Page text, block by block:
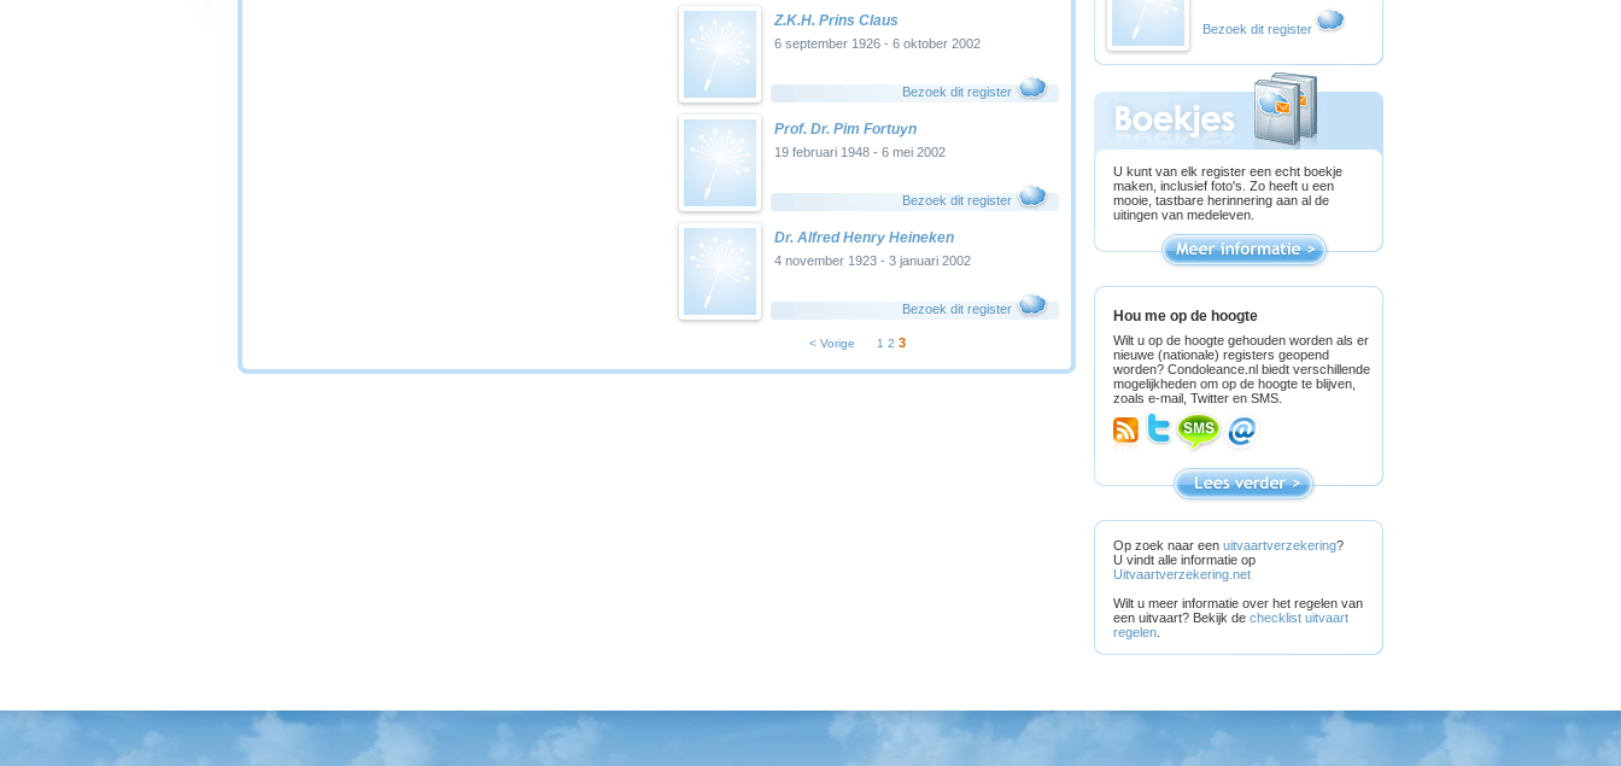
Z.K.H. Prins Claus
6 september 1926 - 6 oktober 2002
Bezoek dit register
Prof. Dr. Pim Fortuyn
19 februari 1948 - 6 mei 2002
Bezoek dit register
Dr. Alfred Henry Heineken
4 november 1923 - 3 januari 2002
Bezoek dit register
< Vorige 1 2 3
Bezoek dit register
U kunt van elk register een echt boekje
maken, inclusief foto's. Zo heeft u een
mooie, tastbare herinnering aan al de
uitingen van medeleven.
Hou me op de hoogte
Wilt u op de hoogte gehouden worden als er
nieuwe (nationale) registers geopend
worden? Condoleance.nl biedt verschillende
mogelijkheden om op de hoogte te blijven,
zoals e-mail, Twitter en SMS.
Op zoek naar een uitvaartverzekering?
U vindt alle informatie op
Uitvaartverzekering.net
Wilt u meer informatie over het regelen van
een uitvaart? Bekijk de checklist uitvaart
regelen